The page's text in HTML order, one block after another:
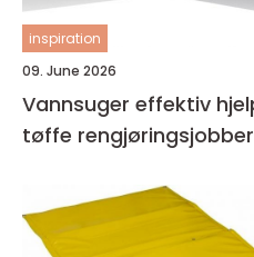
inspiration
09. June 2026
Vannsuger effektiv hjelp ved vannskader og
tøffe rengjøringsjobber